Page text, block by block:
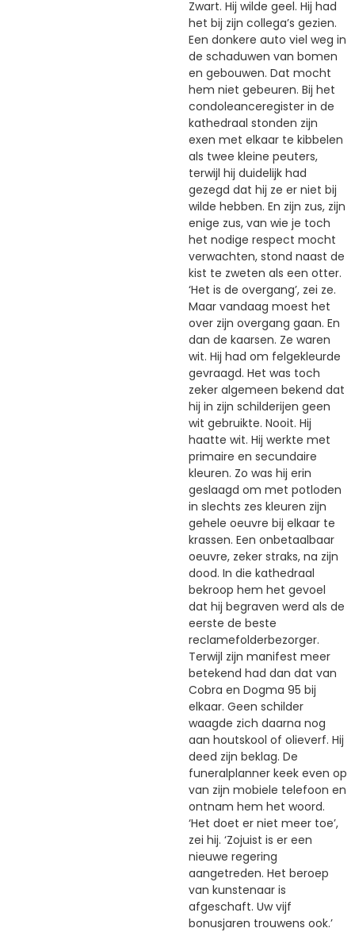
Zwart. Hij wilde geel. Hij had
het bij zijn collega’s gezien.
Een donkere auto viel weg in
de schaduwen van bomen
en gebouwen. Dat mocht
hem niet gebeuren. Bij het
condoleanceregister in de
kathedraal stonden zijn
exen met elkaar te kibbelen
als twee kleine peuters,
terwijl hij duidelijk had
gezegd dat hij ze er niet bij
wilde hebben. En zijn zus, zijn
enige zus, van wie je toch
het nodige respect mocht
verwachten, stond naast de
kist te zweten als een otter.
‘Het is de overgang’, zei ze.
Maar vandaag moest het
over zijn overgang gaan. En
dan de kaarsen. Ze waren
wit. Hij had om felgekleurde
gevraagd. Het was toch
zeker algemeen bekend dat
hij in zijn schilderijen geen
wit gebruikte. Nooit. Hij
haatte wit. Hij werkte met
primaire en secundaire
kleuren. Zo was hij erin
geslaagd om met potloden
in slechts zes kleuren zijn
gehele oeuvre bij elkaar te
krassen. Een onbetaalbaar
oeuvre, zeker straks, na zijn
dood. In die kathedraal
bekroop hem het gevoel
dat hij begraven werd als de
eerste de beste
reclamefolderbezorger.
Terwijl zijn manifest meer
betekend had dan dat van
Cobra en Dogma 95 bij
elkaar. Geen schilder
waagde zich daarna nog
aan houtskool of olieverf. Hij
deed zijn beklag. De
funeralplanner keek even op
van zijn mobiele telefoon en
ontnam hem het woord.
‘Het doet er niet meer toe’,
zei hij. ‘Zojuist is er een
nieuwe regering
aangetreden. Het beroep
van kunstenaar is
afgeschaft. Uw vijf
bonusjaren trouwens ook.’